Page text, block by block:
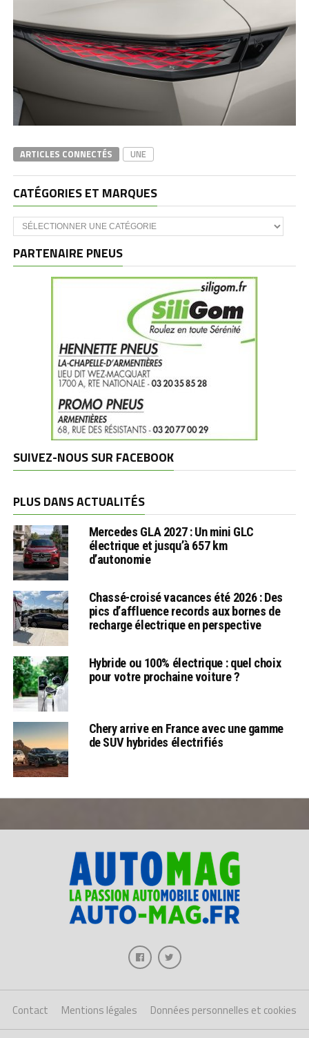
ARTICLES CONNECTÉS UNE
CATÉGORIES ET MARQUES
Catégories
et
PARTENAIRE PNEUS
SUIVEZ-NOUS SUR FACEBOOK
PLUS DANS ACTUALITÉS
Mercedes GLA 2027 : Un mini GLC
électrique et jusqu’à 657 km
d’autonomie
Chassé-croisé vacances été 2026 : Des
pics d’affluence records aux bornes de
recharge électrique en perspective
Hybride ou 100% électrique : quel choix
pour votre prochaine voiture ?
Chery arrive en France avec une gamme
de SUV hybrides électrifiés
Contact Mentions légales Données personnelles et cookies